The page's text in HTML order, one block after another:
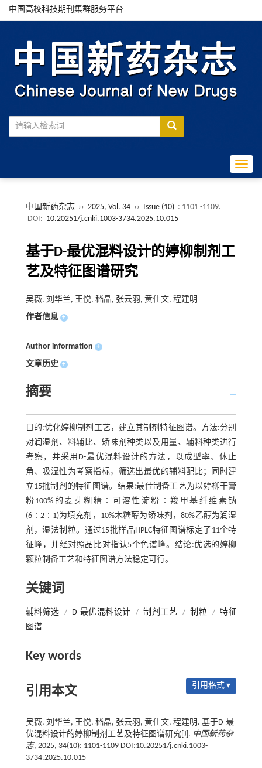
中国高校科技期刊集群服务平台
中国新药杂志 ›› 2025, Vol. 34 ›› Issue (10) : 1101 -1109.
DOI: 10.20251/j.cnki.1003-3734.2025.10.015
基于D-最优混料设计的婷柳制剂工
艺及特征图谱研究
吴薇, 刘华兰, 王悦, 嵇晶, 张云羽, 黄仕文, 程建明
作者信息 +
Author information +
文章历史 +
摘要
目的:优化婷柳制剂工艺，建立其制剂特征图谱。方法:分别
对润湿剂、料辅比、矫味剂种类以及用量、辅料种类进行
考察，并采用D-最优混料设计的方法，以成型率、休止
角、吸湿性为考察指标，筛选出最优的辅料配比；同时建
立15批制剂的特征图谱。结果:最佳制备工艺为以婷柳干膏
粉100%的麦芽糊精∶可溶性淀粉∶羧甲基纤维素钠
(6∶2∶1)为填充剂，10%木糖醇为矫味剂，80%乙醇为润湿
剂，湿法制粒。通过15批样品HPLC特征图谱标定了11个特
征峰，并经对照品比对指认5个色谱峰。结论:优选的婷柳
颗粒制备工艺和特征图谱方法稳定可行。
关键词
辅料筛选 / D-最优混料设计 / 制剂工艺 / 制粒 / 特征
图谱
Key words
引用本文 引用格式 ▾
吴薇, 刘华兰, 王悦, 嵇晶, 张云羽, 黄仕文, 程建明. 基于D-最
优混料设计的婷柳制剂工艺及特征图谱研究[J]. 中国新药杂
志, 2025, 34(10): 1101-1109 DOI:10.20251/j.cnki.1003-
3734.2025.10.015